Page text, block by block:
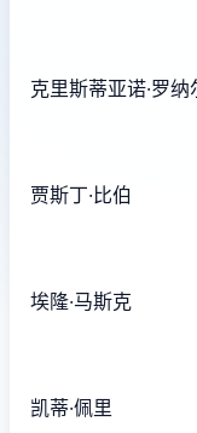
克里斯蒂亚诺·罗纳
贾斯丁·比伯
埃隆·马斯克
凯蒂·佩里